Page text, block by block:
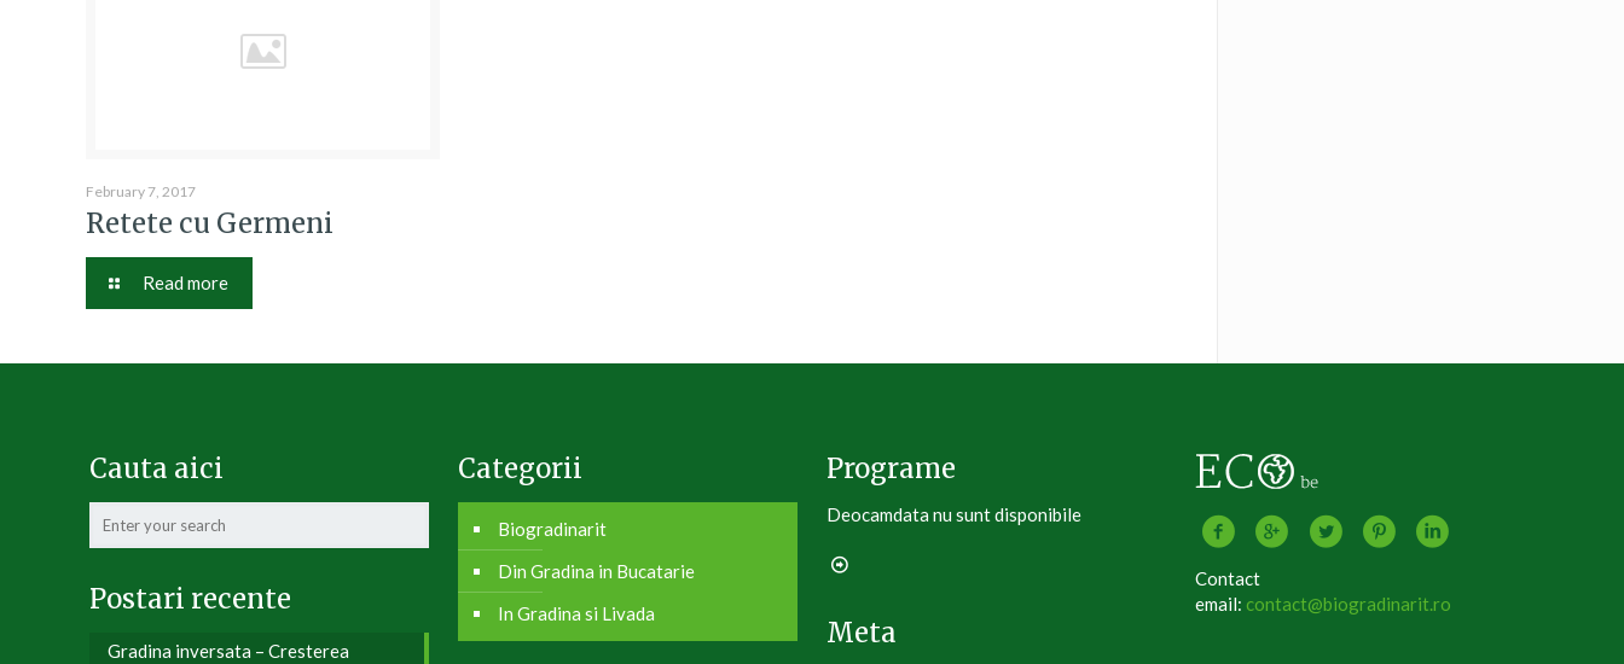
February 7, 2017
Retete cu Germeni
Read more
Cauta aici
Postari recente
Gradina inversata – Cresterea
Categorii
Biogradinarit
Din Gradina in Bucatarie
In Gradina si Livada
Programe
Deocamdata nu sunt disponibile
Meta
Contact
email: contact@biogradinarit.ro